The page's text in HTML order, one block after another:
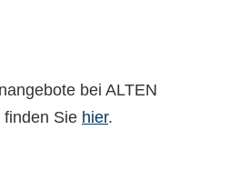
bei ALTEN
finden Sie hier.